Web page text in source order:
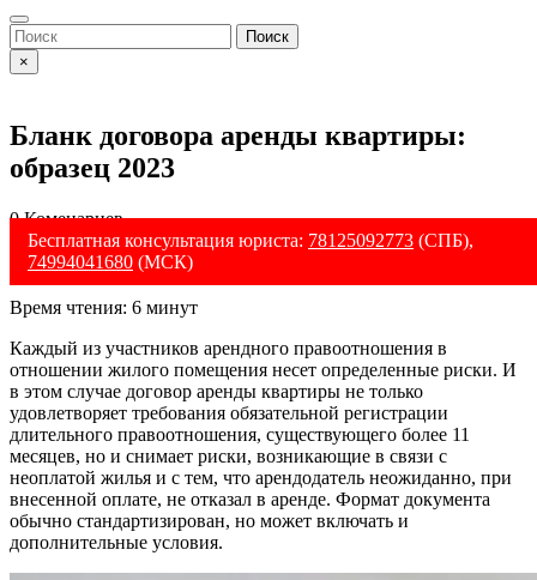
Close
Button
Search
for:
×
Бланк договора аренды квартиры:
образец 2023
0 Коменариев
Бесплатная консультация юриста: 78125092773 (СПБ),
74994041680 (МСК)
Время чтения: 6 минут
Каждый из участников арендного правоотношения в
отношении жилого помещения несет определенные риски. И
в этом случае договор аренды квартиры не только
удовлетворяет требования обязательной регистрации
длительного правоотношения, существующего более 11
месяцев, но и снимает риски, возникающие в связи с
неоплатой жилья и с тем, что арендодатель неожиданно, при
внесенной оплате, не отказал в аренде. Формат документа
обычно стандартизирован, но может включать и
дополнительные условия.